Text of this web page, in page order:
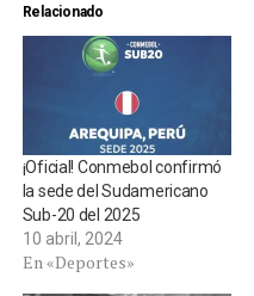
Relacionado
¡Oficial! Conmebol confirmó
la sede del Sudamericano
Sub-20 del 2025
10 abril, 2024
En «Deportes»